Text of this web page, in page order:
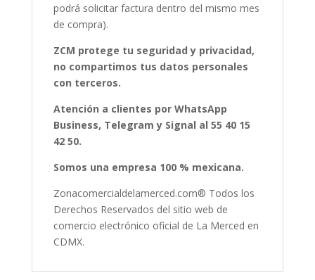
podrá solicitar factura dentro del mismo mes
de compra).
ZCM protege tu seguridad y privacidad,
no compartimos tus datos personales
con terceros.
Atención a clientes por WhatsApp
Business, Telegram y Signal al 55 40 15
42 50.
Somos una empresa 100 % mexicana.
Zonacomercialdelamerced.com® Todos los
Derechos Reservados del sitio web de
comercio electrónico oficial de La Merced en
CDMX.